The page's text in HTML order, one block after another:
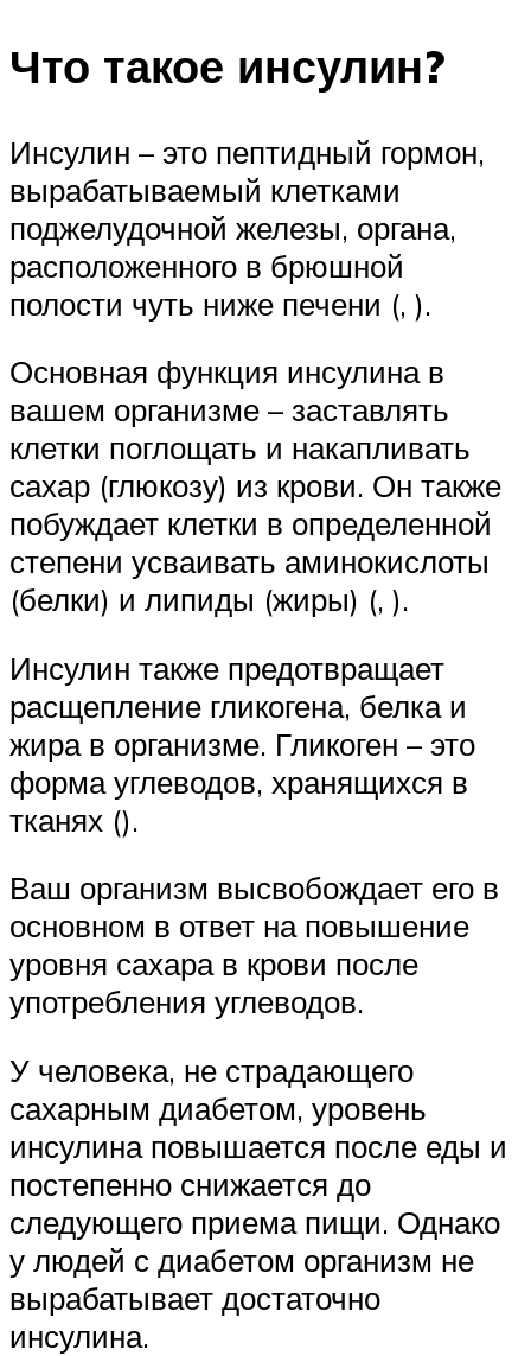
Что такое инсулин?
Инсулин – это пептидный гормон,
вырабатываемый клетками
поджелудочной железы, органа,
расположенного в брюшной
полости чуть ниже печени (, ).
Основная функция инсулина в
вашем организме – заставлять
клетки поглощать и накапливать
сахар (глюкозу) из крови. Он также
побуждает клетки в определенной
степени усваивать аминокислоты
(белки) и липиды (жиры) (, ).
Инсулин также предотвращает
расщепление гликогена, белка и
жира в организме. Гликоген – это
форма углеводов, хранящихся в
тканях ().
Ваш организм высвобождает его в
основном в ответ на повышение
уровня сахара в крови после
употребления углеводов.
У человека, не страдающего
сахарным диабетом, уровень
инсулина повышается после еды и
постепенно снижается до
следующего приема пищи. Однако
у людей с диабетом организм не
вырабатывает достаточно
инсулина.